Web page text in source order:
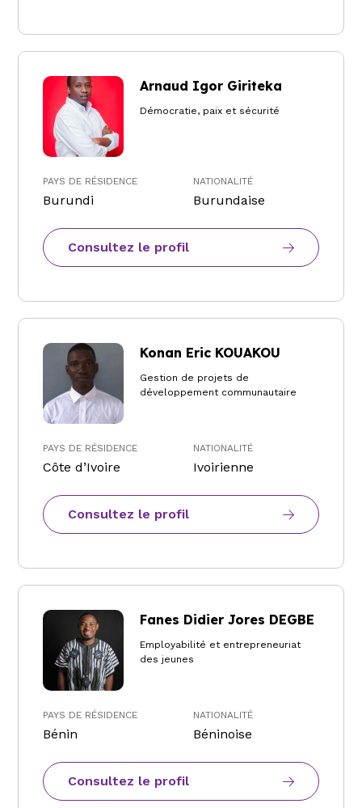
Arnaud Igor Giriteka
Démocratie, paix et sécurité
PAYS DE RÉSIDENCE
Burundi
NATIONALITÉ
Burundaise
Consultez le profil
Konan Eric KOUAKOU
Gestion de projets de
développement communautaire
PAYS DE RÉSIDENCE
Côte d’Ivoire
NATIONALITÉ
Ivoirienne
Consultez le profil
Fanes Didier Jores DEGBE
Employabilité et entrepreneuriat
des jeunes
PAYS DE RÉSIDENCE
Bénin
NATIONALITÉ
Béninoise
Consultez le profil